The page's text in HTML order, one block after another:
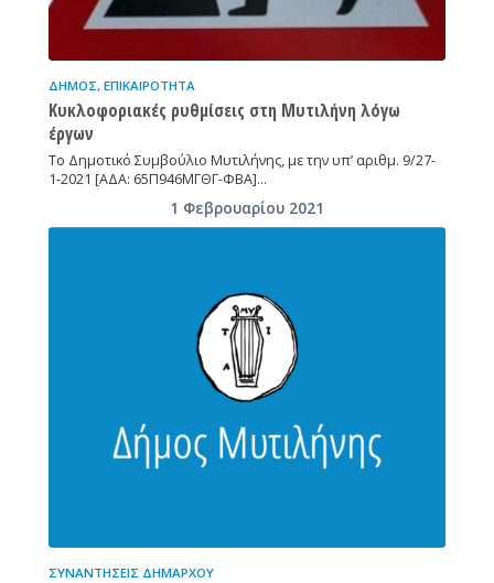
ΔΉΜΟΣ, ΕΠΙΚΑΙΡΌΤΗΤΑ
Κυκλοφοριακές ρυθμίσεις στη Μυτιλήνη λόγω
έργων
Το Δημοτικό Συμβούλιο Μυτιλήνης, με την υπ’ αριθμ. 9/27-
1-2021 [ΑΔΑ: 65Π946ΜΓΘΓ-ΦΒΑ]…
1 Φεβρουαρίου 2021
ΣΥΝΑΝΤΉΣΕΙΣ ΔΗΜΆΡΧΟΥ